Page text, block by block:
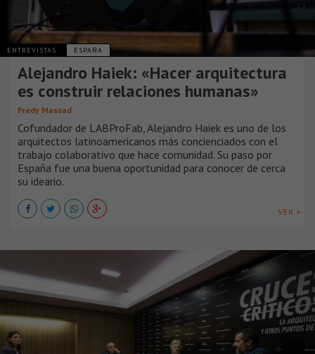
ENTREVISTAS ESPAÑA
Alejandro Haiek: «Hacer arquitectura
es construir relaciones humanas»
Fredy Massad
Cofundador de LABProFab, Alejandro Haiek es uno de los
arquitectos latinoamericanos más concienciados con el
trabajo colaborativo que hace comunidad. Su paso por
España fue una buena oportunidad para conocer de cerca
su ideario.
VER +